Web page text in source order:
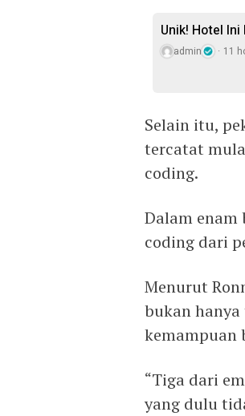
Unik! Hotel Ini
admin 11
Selain itu,
tercatat
coding.
Dalam
coding dari
Menurut
bukan
kemampuan
“Tiga dari
yang dulu